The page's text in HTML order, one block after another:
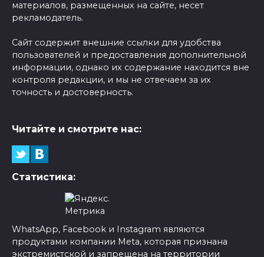
материалов, размещенных на сайте, несет
рекламодатель.
Сайт содержит внешние ссылки для удобства
пользователей и предоставления дополнительной
информации, однако их содержание находится вне
контроля редакции, и мы не отвечаем за их
точность и достоверность.
Читайте и смотрите нас:
Статистика:
WhatsApp, Facebook и Instagram являются
продуктами компании Meta, которая признана
экстремистской и запрещена на территории